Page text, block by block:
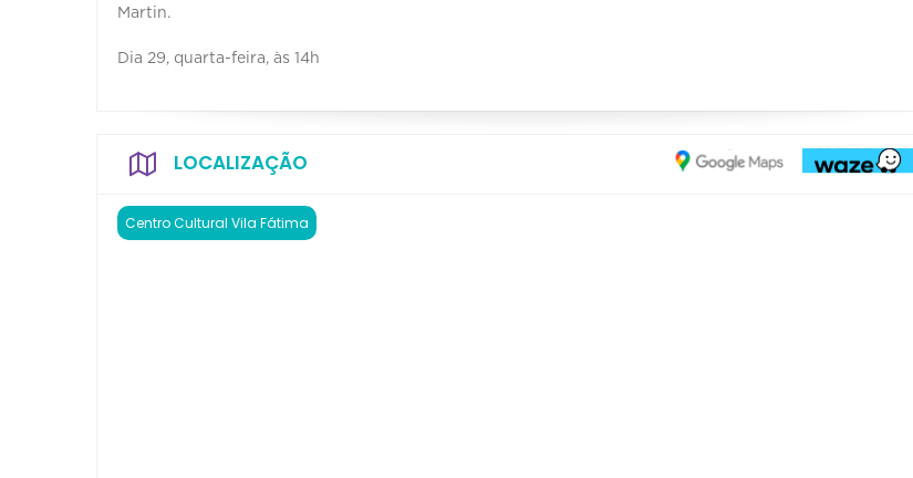
Martin.
Dia 29, quarta-feira, às 14h
LOCALIZAÇÃO
Centro Cultural Vila Fátima